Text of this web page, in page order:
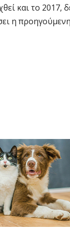
και το
η